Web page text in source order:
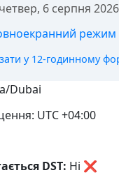
четвер, 6 серпня 2026
режим
у 12-годинному
Dubai
UTC +04:00
DST: Ні ❌